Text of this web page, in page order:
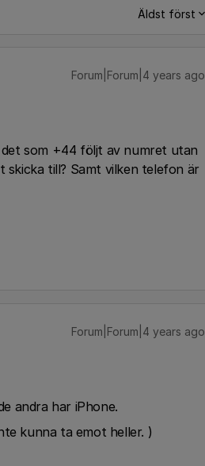
Äldst först
Forum|Forum|4 years ago
som +44 följt av numret utan
till? Samt vilken telefon är
Forum|Forum|4 years ago
andra har iPhone.
kunna ta emot heller. )